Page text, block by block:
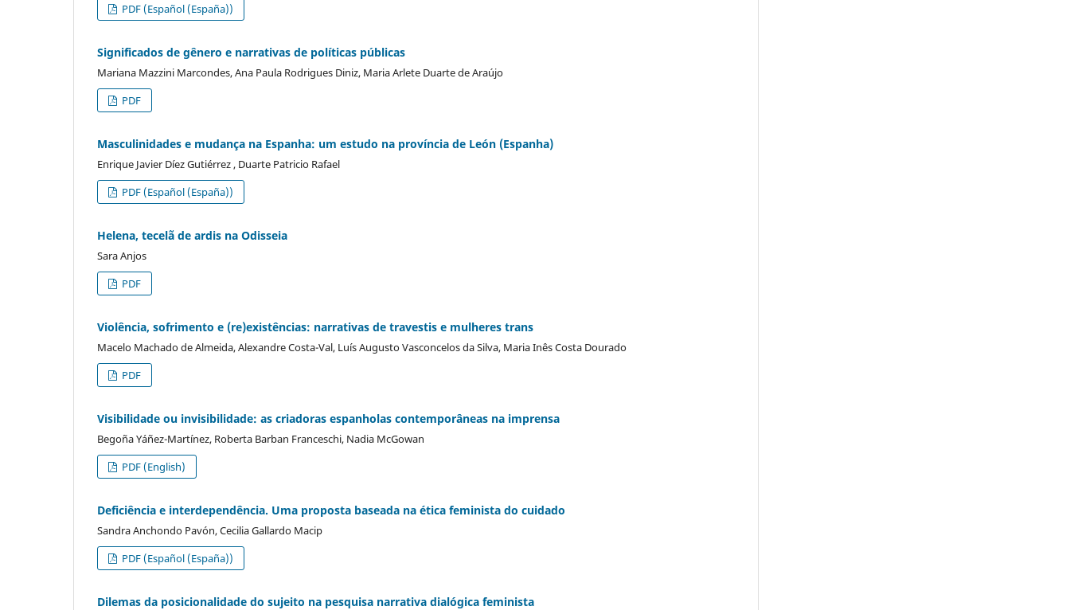
PDF (Español (España))
Significados de gênero e narrativas de políticas públicas
Mariana Mazzini Marcondes, Ana Paula Rodrigues Diniz, Maria Arlete Duarte de Araújo
PDF
Masculinidades e mudança na Espanha: um estudo na província de León (Espanha)
Enrique Javier Díez Gutiérrez , Duarte Patricio Rafael
PDF (Español (España))
Helena, tecelã de ardis na Odisseia
Sara Anjos
PDF
Violência, sofrimento e (re)existências: narrativas de travestis e mulheres trans
Macelo Machado de Almeida, Alexandre Costa-Val, Luís Augusto Vasconcelos da Silva, Maria Inês Costa Dourado
PDF
Visibilidade ou invisibilidade: as criadoras espanholas contemporâneas na imprensa
Begoña Yáñez-Martínez, Roberta Barban Franceschi, Nadia McGowan
PDF (English)
Deficiência e interdependência. Uma proposta baseada na ética feminista do cuidado
Sandra Anchondo Pavón, Cecilia Gallardo Macip
PDF (Español (España))
Dilemas da posicionalidade do sujeito na pesquisa narrativa dialógica feminista